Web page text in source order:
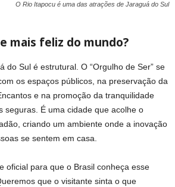
O Rio Itapocu é uma das atrações de Jaraguá do Sul
mais feliz do mundo?
do Sul é estrutural. O “Orgulho de Ser” se
os espaços públicos, na preservação da
e na promoção da tranquilidade
seguras. É uma cidade que acolhe o
criando um ambiente onde a inovação
se sentem em casa.
oficial para que o Brasil conheça esse
que o visitante sinta o que